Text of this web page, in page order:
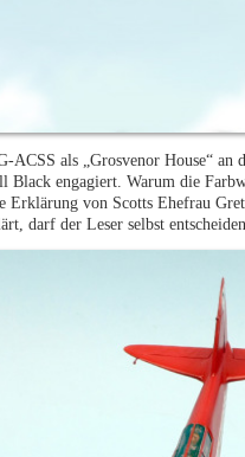
als „Grosvenor House“ an
Black engagiert. Warum die
Erklärung von Scotts Ehefrau
darf der Leser selbst